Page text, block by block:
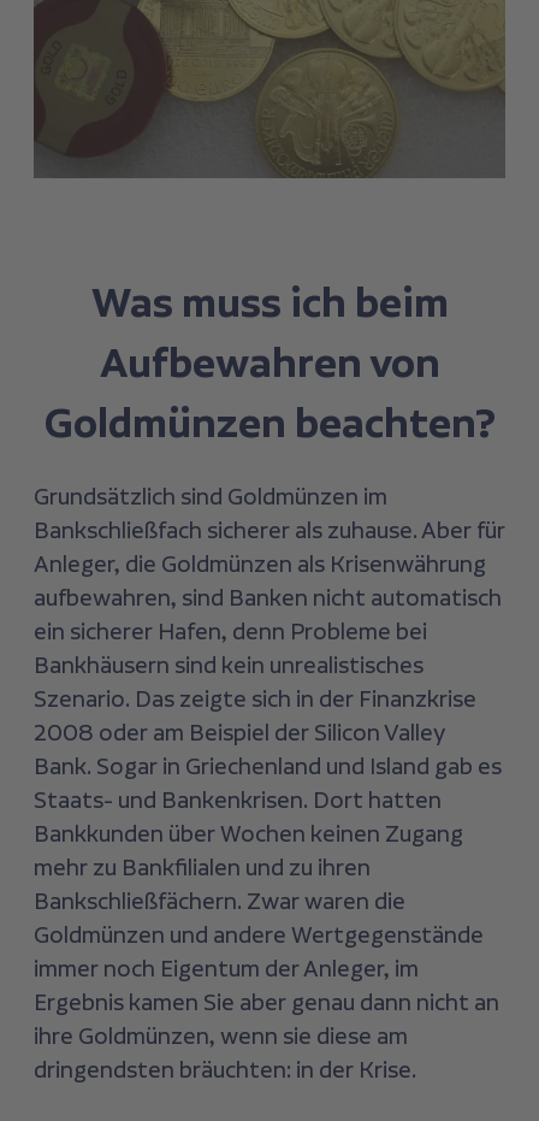
Was muss ich beim
Aufbewahren von
Goldmünzen beachten?
Grundsätzlich sind Goldmünzen im
Bankschließfach sicherer als zuhause. Aber für
Anleger, die Goldmünzen als Krisenwährung
aufbewahren, sind Banken nicht automatisch
ein sicherer Hafen, denn Probleme bei
Bankhäusern sind kein unrealistisches
Szenario. Das zeigte sich in der Finanzkrise
2008 oder am Beispiel der Silicon Valley
Bank. Sogar in Griechenland und Island gab es
Staats- und Bankenkrisen. Dort hatten
Bankkunden über Wochen keinen Zugang
mehr zu Bankfilialen und zu ihren
Bankschließfächern. Zwar waren die
Goldmünzen und andere Wertgegenstände
immer noch Eigentum der Anleger, im
Ergebnis kamen Sie aber genau dann nicht an
ihre Goldmünzen, wenn sie diese am
dringendsten bräuchten: in der Krise.